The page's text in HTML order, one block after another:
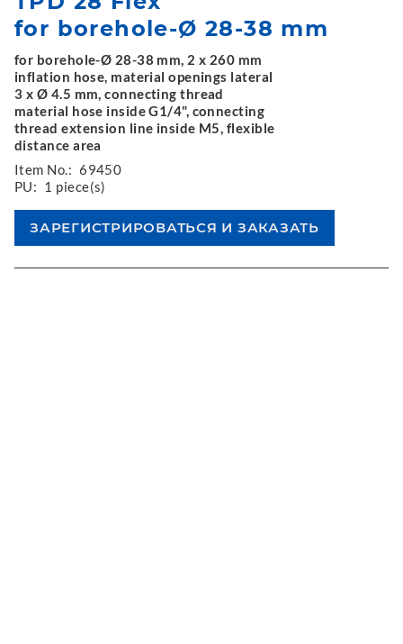
for borehole-Ø 28-38 mm
for borehole-Ø 28-38 mm, 2 x 260 mm
inflation hose, material openings lateral
3 x Ø 4.5 mm, connecting thread
material hose inside G1/4", connecting
thread extension line inside M5, flexible
distance area
Item No.: 69450
PU: 1 piece(s)